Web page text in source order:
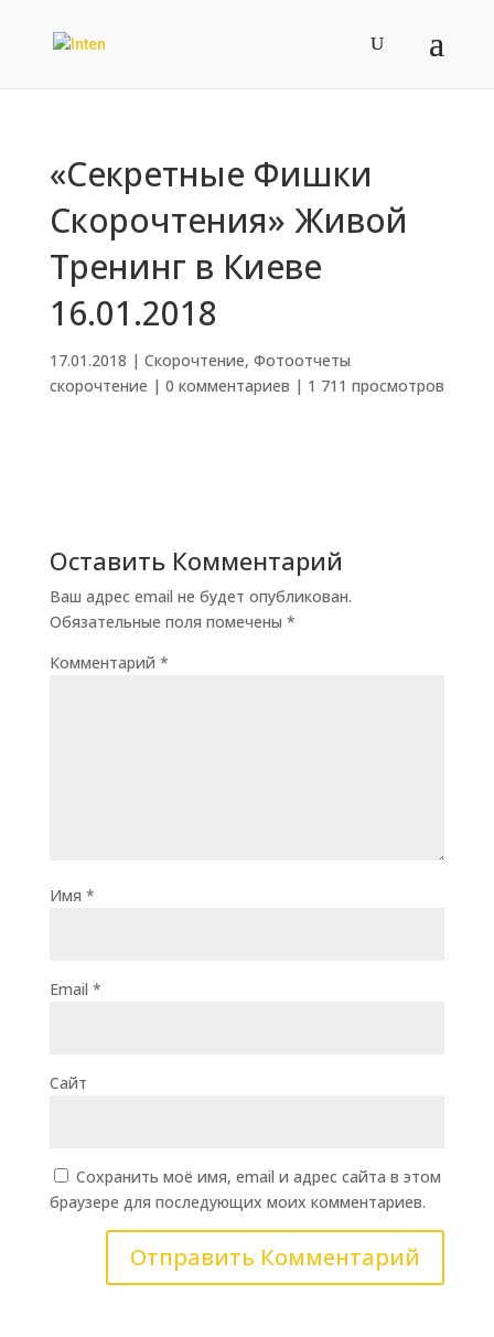
«Секретные Фишки
Скорочтения» Живой
Тренинг в Киеве
16.01.2018
17.01.2018 | Скорочтение, Фотоотчеты
скорочтение | 0 комментариев | 1 711 просмотров
Оставить Комментарий
Ваш адрес email не будет опубликован.
Обязательные поля помечены *
Комментарий *
Имя *
Email *
Сайт
Сохранить моё имя, email и адрес сайта в этом
браузере для последующих моих комментариев.